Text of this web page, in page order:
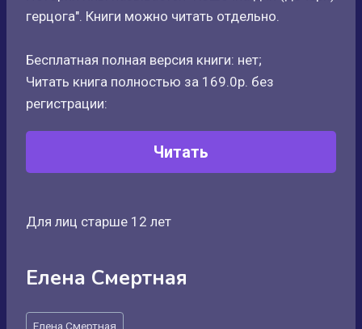
герцога". Книги можно читать отдельно.
Бесплатная полная версия книги: нет;
Читать книга полностью за 169.0р. без
регистрации:
Читать
Для лиц старше 12 лет
Елена Смертная
Метки
Елена Смертная